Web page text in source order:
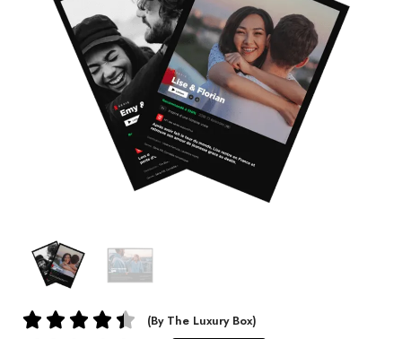
     (By The Luxury Box)